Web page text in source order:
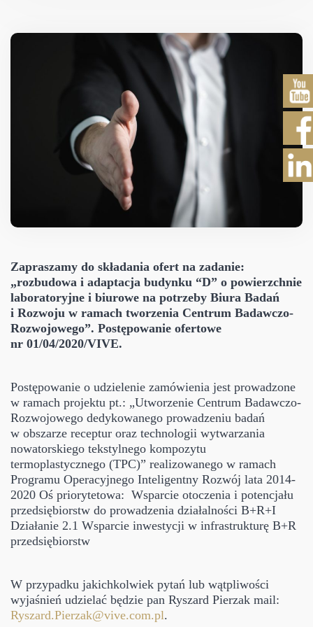
Zapraszamy do składania ofert na zadanie:
„rozbudowa i adaptacja budynku “D” o powierzchnie
laboratoryjne i biurowe na potrzeby Biura Badań
i Rozwoju w ramach tworzenia Centrum Badawczo-
Rozwojowego”. Postępowanie ofertowe
nr 01/04/2020/VIVE.
Postępowanie o udzielenie zamówienia jest prowadzone
w ramach projektu pt.: „Utworzenie Centrum Badawczo-
Rozwojowego dedykowanego prowadzeniu badań
w obszarze receptur oraz technologii wytwarzania
nowatorskiego tekstylnego kompozytu
termoplastycznego (TPC)” realizowanego w ramach
Programu Operacyjnego Inteligentny Rozwój lata 2014-
2020 Oś priorytetowa: Wsparcie otoczenia i potencjału
przedsiębiorstw do prowadzenia działalności B+R+I
Działanie 2.1 Wsparcie inwestycji w infrastrukturę B+R
przedsiębiorstw
W przypadku jakichkolwiek pytań lub wątpliwości
wyjaśnień udzielać będzie pan Ryszard Pierzak mail:
Ryszard.Pierzak@vive.com.pl.